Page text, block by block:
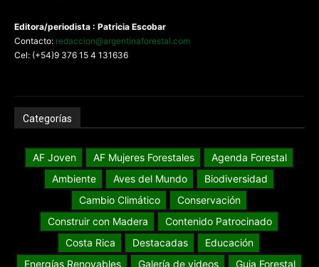
Editora/periodista : Patricia Escobar
Contacto: redaccion@argentinaforestal.com
Cel: (+54)9 376 15 4 131636
Categorías
AF Joven AF Mujeres Forestales
Agenda Forestal
Ambiente
Aves del Mundo
Biodiversidad
Cambio Climático
Conservación
Construir con Madera
Contenido Patrocinado
Costa Rica
Destacadas
Educación
Energías Renovables
Galería de videos
Guia Forestal